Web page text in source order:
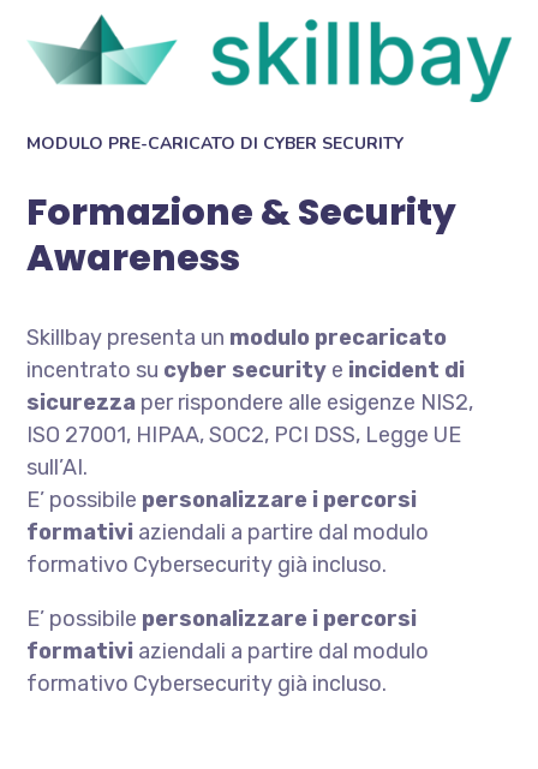
MODULO PRE-CARICATO DI CYBER SECURITY
Formazione & Security
Awareness
Skillbay presenta un modulo precaricato
incentrato su cyber security e incident di
sicurezza per rispondere alle esigenze NIS2,
ISO 27001, HIPAA, SOC2, PCI DSS, Legge UE
sull’AI.
E’ possibile personalizzare i percorsi
formativi aziendali a partire dal modulo
formativo Cybersecurity già incluso.
E’ possibile personalizzare i percorsi
formativi aziendali a partire dal modulo
formativo Cybersecurity già incluso.